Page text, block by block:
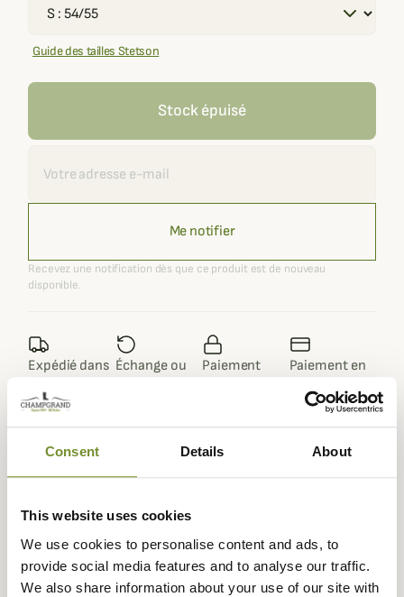
Consent Details About
This website uses cookies
We use cookies to personalise content and ads, to
provide social media features and to analyse our traffic.
We also share information about your use of our site with
Guide des tailles Stetson
Stock épuisé
Me notifier
Recevez une notification dès que ce produit est de nouveau
disponible.
Expédié dans
la journée
Échange ou
Paiement
Paiement en
3 fois dès 100
euros
Description
Découvrez le Chapeau Outdoor Traveller Stetson, un
grand classique adapté pour toutes les occasions : en